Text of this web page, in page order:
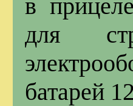
в
для
батарей